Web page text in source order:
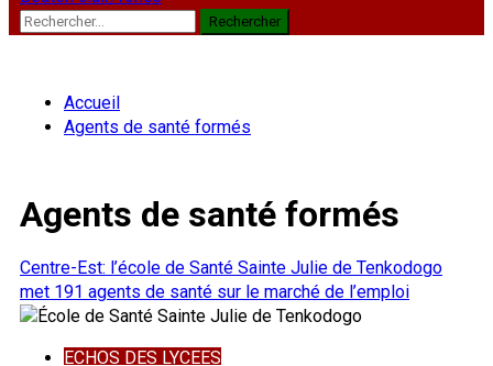
Rechercher :
Accueil
Agents de santé formés
Agents de santé formés
Centre-Est: l’école de Santé Sainte Julie de Tenkodogo
met 191 agents de santé sur le marché de l’emploi
ECHOS DES LYCEES